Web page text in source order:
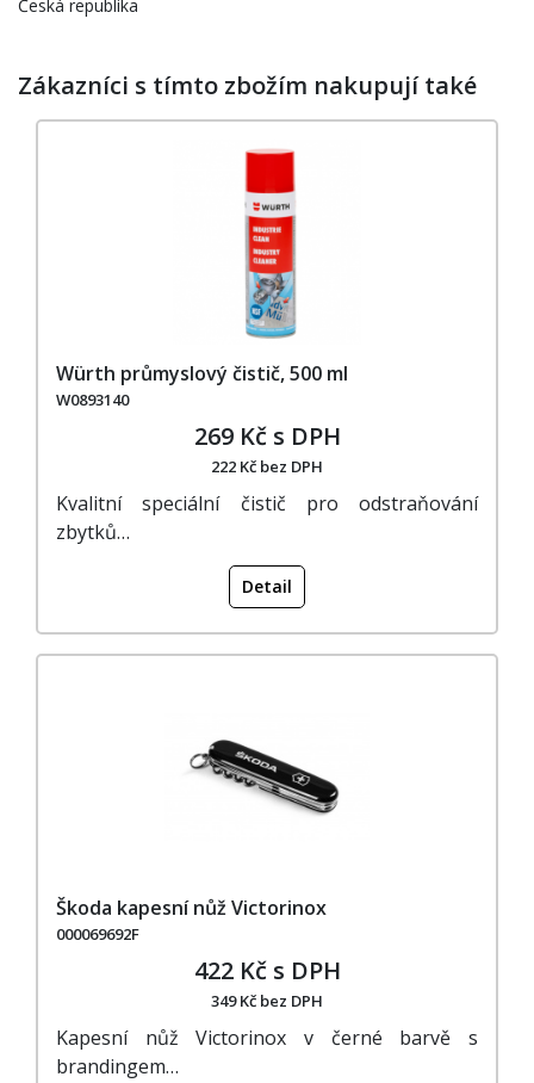
Česká republika
Zákazníci s tímto zbožím nakupují také
Würth průmyslový čistič, 500 ml
W0893140
269 Kč s DPH
222 Kč bez DPH
Kvalitní speciální čistič pro odstraňování
zbytků…
Detail
Škoda kapesní nůž Victorinox
000069692F
422 Kč s DPH
349 Kč bez DPH
Kapesní nůž Victorinox v černé barvě s
brandingem…